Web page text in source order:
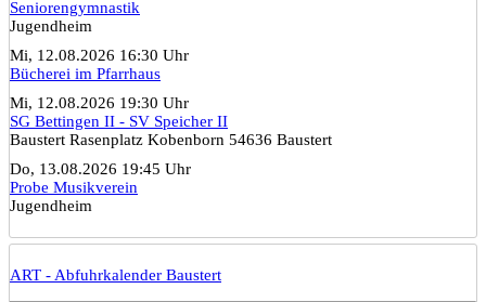
Seniorengymnastik
Jugendheim
Mi, 12.08.2026 16:30 Uhr
Bücherei im Pfarrhaus
Mi, 12.08.2026 19:30 Uhr
SG Bettingen II - SV Speicher II
Baustert Rasenplatz Kobenborn 54636 Baustert
Do, 13.08.2026 19:45 Uhr
Probe Musikverein
Jugendheim
ART - Abfuhrkalender Baustert